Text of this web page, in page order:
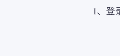
1、登